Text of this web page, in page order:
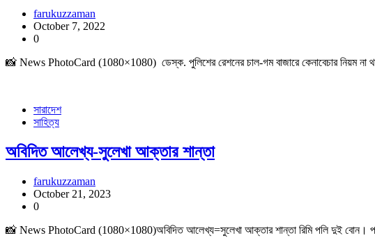
farukuzzaman
October 7, 2022
0
📸 News PhotoCard (1080×1080) ডেস্ক. পুলিশের রেশনের চাল-গম বাজারে কেনাবেচার নিয়ম না
সারাদেশ
সাহিত্য
অবিদিত আলেখ্য-সুলেখা আক্তার শান্তা
farukuzzaman
October 21, 2023
0
📸 News PhotoCard (1080×1080)অবিদিত আলেখ্য=সুলেখা আক্তার শান্তা রিমি পলি দুই বোন। পলি